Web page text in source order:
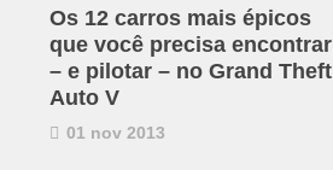
Os 12 carros mais épicos
que você precisa encontrar
– e pilotar – no Grand Theft
Auto V
01 nov 2013